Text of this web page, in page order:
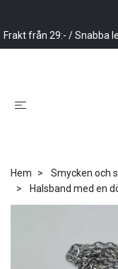
Frakt från 29:- / Snabba
Hem Smycken och
Halsband med en